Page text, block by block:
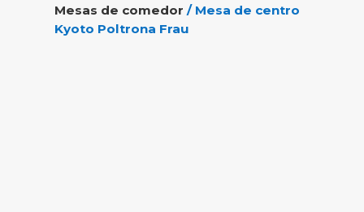
Mesas de comedor / Mesa de centro
Kyoto Poltrona Frau